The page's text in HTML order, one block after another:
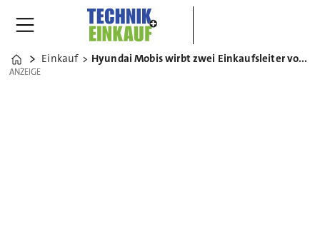
Home
Einkauf Hyundai Mobis wirbt zwei Einkaufsleiter von Konkurrenz ab
ANZEIGE
ANZEIGE